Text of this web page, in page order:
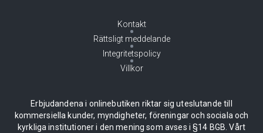
Kontakt
Rättsligt meddelande
Integritetspolicy
Villkor
Erbjudandena i onlinebutiken riktar sig uteslutande till
kommersiella kunder, myndigheter, föreningar och sociala och
kyrkliga institutioner i den mening som avses i §14 BGB. Vårt